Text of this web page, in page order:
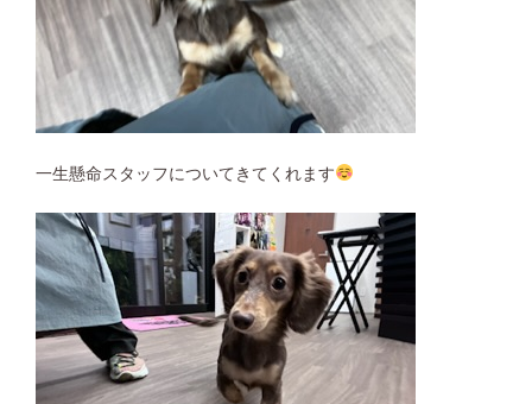
一生懸命スタッフについてきてくれます